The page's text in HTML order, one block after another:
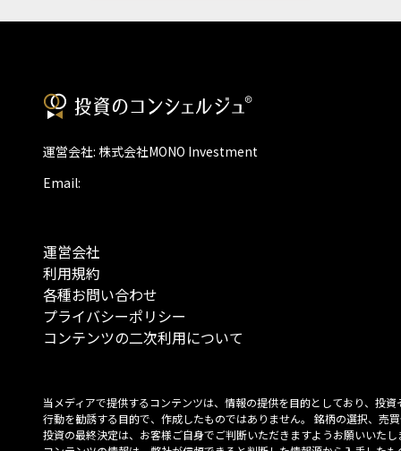
運営会社: 株式会社MONO Investment
Email:
運営会社
利用規約
各種お問い合わせ
プライバシーポリシー
コンテンツの二次利用について
当メディアで提供するコンテンツは、情報の提供を目的としており、投資
行動を勧誘する目的で、作成したものではありません。 銘柄の選択、売
投資の最終決定は、お客様ご自身でご判断いただきますようお願いいたし